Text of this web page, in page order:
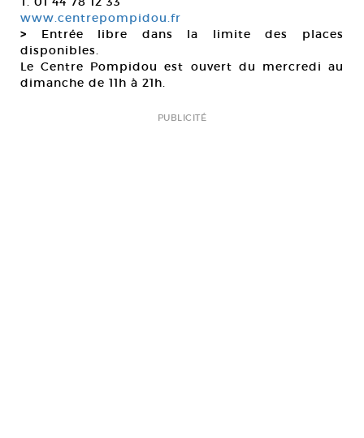
www.centrepompidou.fr
> Entrée libre dans la limite des places
disponibles.
Le Centre Pompidou est ouvert du mercredi au
dimanche de 11h à 21h.
PUBLICITÉ